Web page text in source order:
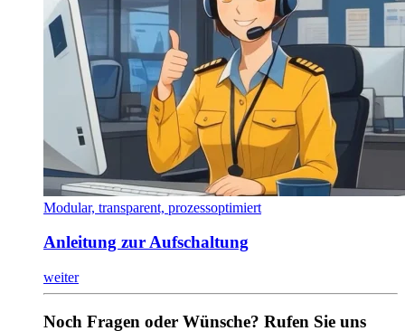
Modular, transparent, prozessoptimiert
Anleitung zur Aufschaltung
weiter
Noch Fragen oder Wünsche? Rufen Sie uns